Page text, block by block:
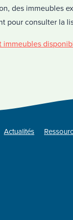
des immeubles
pour consulter la
immeubles
Actualités